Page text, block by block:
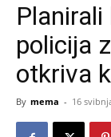
policija
otkriva
By mema - 16